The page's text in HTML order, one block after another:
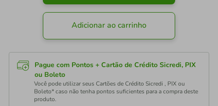
Adicionar ao carrinho
Pague com Pontos + Cartão de Crédito Sicredi, PIX
ou Boleto
Você pode utilizar seus Cartões de Crédito Sicredi , PIX ou
Boleto* caso não tenha pontos suficientes para a compra deste
produto.